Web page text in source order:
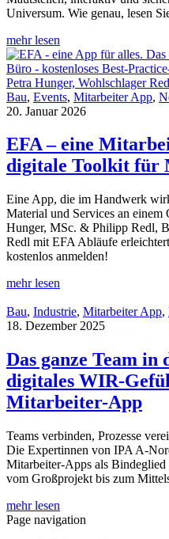
Universum. Wie genau, lesen
mehr lesen
Bau, Events, Mitarbeiter App,
20. Januar 2026
EFA – eine
digitale Toolkit für
Eine App, die im Handwerk
Material und Services an
Hunger, MSc. & Philipp Redl,
Redl mit EFA Abläufe
kostenlos anmelden!
mehr lesen
Bau, Industrie, Mitarbeiter App,
18. Dezember 2025
Das ganze Team in
digitales WIR-
Mitarbeiter-App
Teams verbinden, Prozesse
Die Expertinnen von IPA A-
Mitarbeiter-Apps als
vom Großprojekt bis zum
mehr lesen
Page navigation